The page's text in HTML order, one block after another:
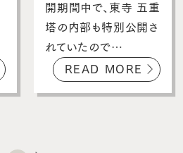
開期間中で、東寺 五重
塔の内部も特別公開さ
れていたので…
READ MORE